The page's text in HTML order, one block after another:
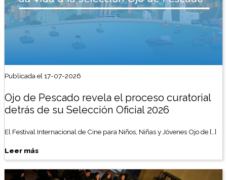
Publicada el 17-07-2026
Ojo de Pescado revela el proceso curatorial
detrás de su Selección Oficial 2026
El Festival Internacional de Cine para Niños, Niñas y Jóvenes Ojo de […]
Leer más